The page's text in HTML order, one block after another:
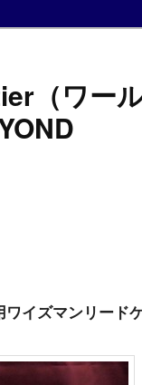
（ワー
イズマンリード